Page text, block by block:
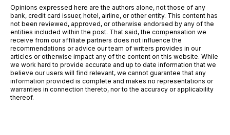
Opinions expressed here are the authors alone, not those of any
bank, credit card issuer, hotel, airline, or other entity. This content has
not been reviewed, approved, or otherwise endorsed by any of the
entities included within the post. That said, the compensation we
receive from our affiliate partners does not influence the
recommendations or advice our team of writers provides in our
articles or otherwise impact any of the content on this website. While
we work hard to provide accurate and up to date information that we
believe our users will find relevant, we cannot guarantee that any
information provided is complete and makes no representations or
warranties in connection thereto, nor to the accuracy or applicability
thereof.